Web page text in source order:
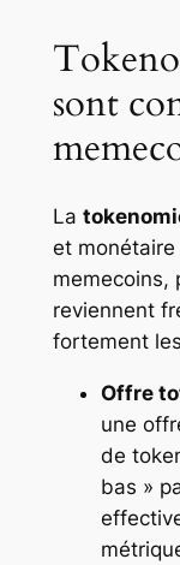
sont
La
et monétaire
memecoins,
reviennent
fortement
Offre
une
de
bas »